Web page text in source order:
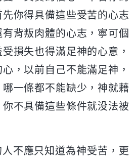
你得具備這些受苦的心志
背叛肉體的心志，寧可個
損失也得滿足神的心意，
，以前自己不能滿足神，
一條都不能缺少，神就藉
不具備這些條件就没法被
不應只知道為神受苦，更